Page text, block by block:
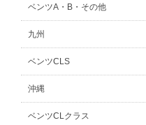
ベンツA・B・その他
九州
ベンツCLS
沖縄
ベンツCLクラス